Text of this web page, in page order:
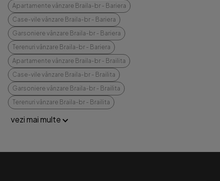
Apartamente vânzare Braila-br - Bariera
Case-vile vânzare Braila-br - Bariera
Garsoniere vânzare Braila-br - Bariera
Terenuri vânzare Braila-br - Bariera
Apartamente vânzare Braila-br - Brailita
Case-vile vânzare Braila-br - Brailita
Garsoniere vânzare Braila-br - Brailita
Terenuri vânzare Braila-br - Brailita
vezi mai multe